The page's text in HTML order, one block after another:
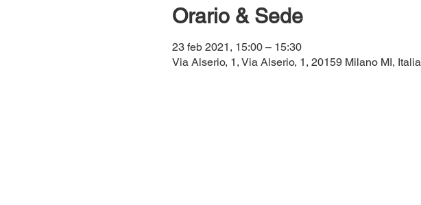
Orario & Sede
23 feb 2021, 15:00 – 15:30
Via Alserio, 1, Via Alserio, 1, 20159 Milano MI, Italia